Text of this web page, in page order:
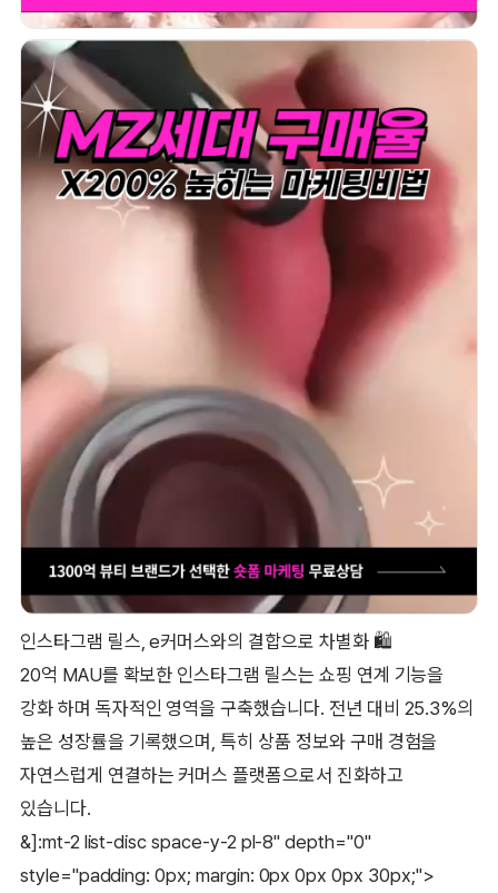
인스타그램 릴스, e커머스와의 결합으로 차별화 🛍
20억 MAU를 확보한 인스타그램 릴스는 쇼핑 연계 기능을
강화 하며 독자적인 영역을 구축했습니다. 전년 대비 25.3%의
높은 성장률을 기록했으며, 특히 상품 정보와 구매 경험을
자연스럽게 연결하는 커머스 플랫폼으로서 진화하고
있습니다.
&]:mt-2 list-disc space-y-2 pl-8" depth="0"
style="padding: 0px; margin: 0px 0px 0px 30px;">